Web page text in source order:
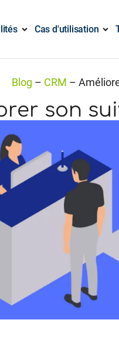
Cas d'utilisation
Blog – CRM –
son